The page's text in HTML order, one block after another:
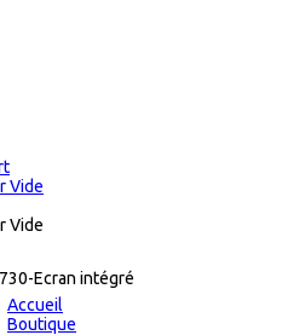
Vide
Vide
Accueil
Boutique
Ecran intégré